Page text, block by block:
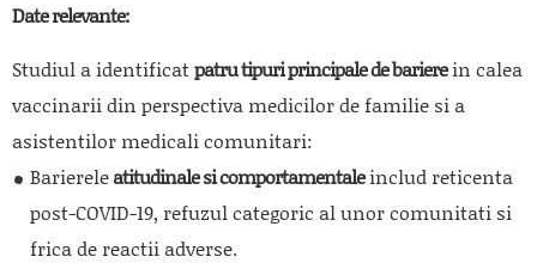
Date relevante:
Studiul a identificatpatru tipuri principale de barierein calea
vaccinarii din perspectiva medicilor de familie si a
asistentilor medicali comunitari:
Bariereleatitudinale si comportamentaleinclud reticenta
post-COVID-19, refuzul categoric al unor comunitati si
frica de reactii adverse.